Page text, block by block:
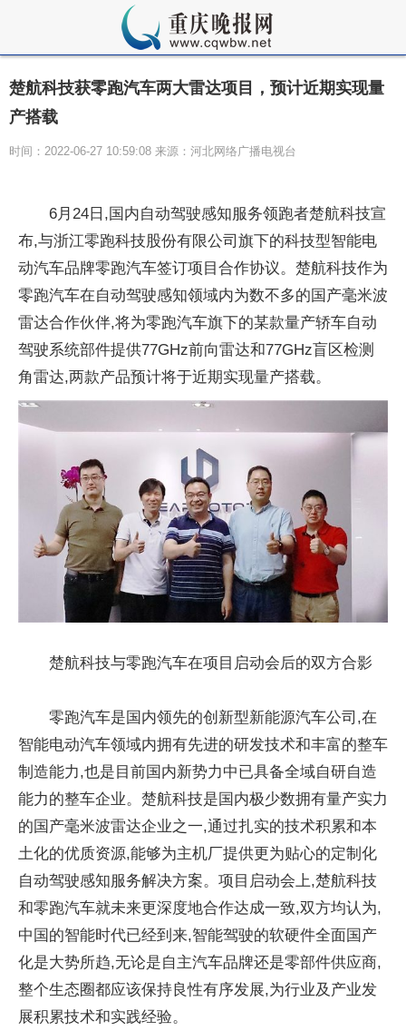
楚航科技获零跑汽车两大雷达项目，预计近期实现量
产搭载
时间：2022-06-27 10:59:08 来源：河北网络广播电视台
6月24日,国内自动驾驶感知服务领跑者楚航科技宣
布,与浙江零跑科技股份有限公司旗下的科技型智能电
动汽车品牌零跑汽车签订项目合作协议。楚航科技作为
零跑汽车在自动驾驶感知领域内为数不多的国产毫米波
雷达合作伙伴,将为零跑汽车旗下的某款量产轿车自动
驾驶系统部件提供77GHz前向雷达和77GHz盲区检测
角雷达,两款产品预计将于近期实现量产搭载。
楚航科技与零跑汽车在项目启动会后的双方合影
零跑汽车是国内领先的创新型新能源汽车公司,在
智能电动汽车领域内拥有先进的研发技术和丰富的整车
制造能力,也是目前国内新势力中已具备全域自研自造
能力的整车企业。楚航科技是国内极少数拥有量产实力
的国产毫米波雷达企业之一,通过扎实的技术积累和本
土化的优质资源,能够为主机厂提供更为贴心的定制化
自动驾驶感知服务解决方案。项目启动会上,楚航科技
和零跑汽车就未来更深度地合作达成一致,双方均认为,
中国的智能时代已经到来,智能驾驶的软硬件全面国产
化是大势所趋,无论是自主汽车品牌还是零部件供应商,
整个生态圈都应该保持良性有序发展,为行业及产业发
展积累技术和实践经验。